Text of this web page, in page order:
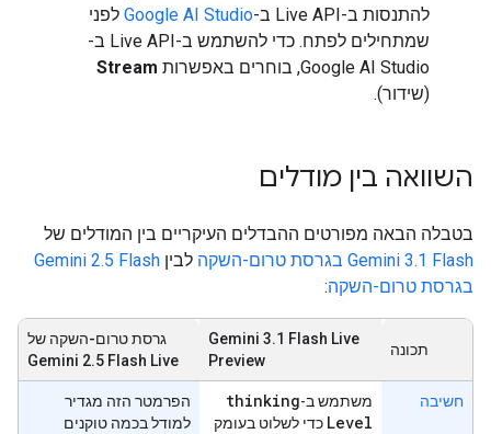
להתנסות ב-Live API ב-
Google AI Studio לפני
שמתחילים לפתח. כדי להשתמש ב-Live API ב-
Google AI Studio, בוחרים באפשרות
Stream
(שידור).
השוואה בין מודלים
בטבלה הבאה מפורטים ההבדלים העיקריים בין המודלים של
Gemini 3.1 Flash בגרסת טרום-השקה
לבין Gemini 2.5 Flash
בגרסת טרום-השקה:
תכונה
‫Gemini 3.1 Flash Live
Preview
גרסת טרום-השקה של
Gemini 2.5 Flash Live
חשיבה משתמש ב-thinking
Level כדי לשלוט בעומק
הפרמטר הזה מגדיר
למודל בכמה טוקנים